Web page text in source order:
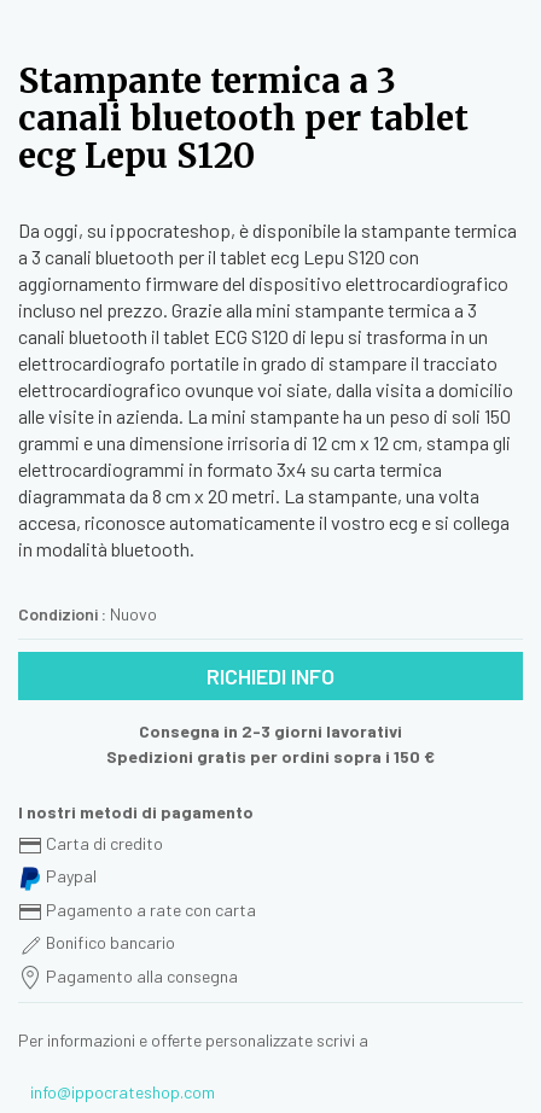
Stampante termica a 3
canali bluetooth per tablet
ecg Lepu S120
Da oggi, su ippocrateshop, è disponibile la stampante termica
a 3 canali bluetooth per il tablet ecg Lepu S120 con
aggiornamento firmware del dispositivo elettrocardiografico
incluso nel prezzo. Grazie alla mini stampante termica a 3
canali bluetooth il tablet ECG S120 di lepu si trasforma in un
elettrocardiografo portatile in grado di stampare il tracciato
elettrocardiografico ovunque voi siate, dalla visita a domicilio
alle visite in azienda. La mini stampante ha un peso di soli 150
grammi e una dimensione irrisoria di 12 cm x 12 cm, stampa gli
elettrocardiogrammi in formato 3x4 su carta termica
diagrammata da 8 cm x 20 metri. La stampante, una volta
accesa, riconosce automaticamente il vostro ecg e si collega
in modalità bluetooth.
Condizioni : Nuovo
RICHIEDI INFO
Consegna in 2-3 giorni lavorativi
Spedizioni gratis per ordini sopra i 150 €
I nostri metodi di pagamento
Carta di credito
Paypal
Pagamento a rate con carta
Bonifico bancario
Pagamento alla consegna
Per informazioni e offerte personalizzate scrivi a
info@ippocrateshop.com